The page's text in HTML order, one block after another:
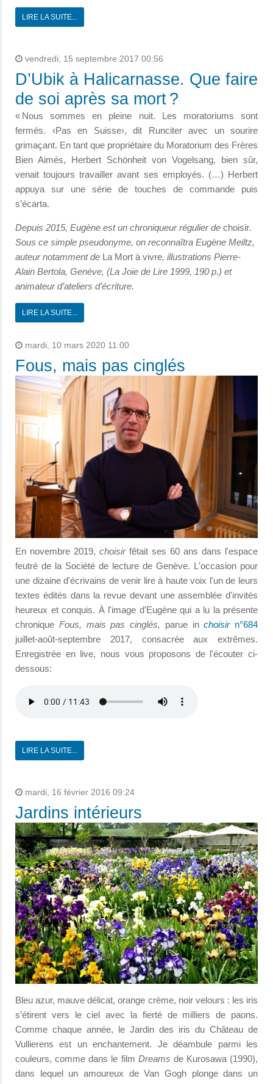
LIRE LA SUITE...
vendredi, 15 septembre 2017 00:56
D’Ubik à Halicarnasse. Que faire
de soi après sa mort ?
« Nous sommes en pleine nuit. Les moratoriums sont
fermés. ‹Pas en Suisse›, dit Runciter avec un sourire
grimaçant. En tant que propriétaire du Moratorium des Frères
Bien Aimés, Herbert Schönheit von Vogelsang, bien sûr,
venait toujours travailler avant ses employés. (…) Herbert
appuya sur une série de touches de commande puis
s’écarta.
Depuis 2015, Eugène est un chroniqueur régulier de choisir.
Sous ce simple pseudonyme, on reconnaîtra Eugène Meiltz,
auteur notamment de La Mort à vivre, illustrations Pierre-
Alain Bertola, Genève, (La Joie de Lire 1999, 190 p.) et
animateur d’ateliers d’écriture.
LIRE LA SUITE...
mardi, 10 mars 2020 11:00
Fous, mais pas cinglés
En novembre 2019, choisirfêtait ses 60 ans dans l'espace
feutré de la Société de lecture de Genève. L'occasion pour
une dizaine d'écrivains de venir lire à haute voix l'un de leurs
textes édités dans la revue devant une assemblée d'invités
heureux et conquis. À l'image d'Eugène qui a lu la présente
chronique Fous, mais pas cinglés, parue inchoisir n°684
juillet-août-septembre 2017, consacrée aux extrêmes.
Enregistrée en live, nous vous proposons de l'écouter ci-
dessous:
LIRE LA SUITE...
mardi, 16 février 2016 09:24
Jardins intérieurs
Bleu azur, mauve délicat, orange crème, noir velours : les iris
s’étirent vers le ciel avec la fierté de milliers de paons.
Comme chaque année, le Jardin des iris du Château de
Vullierens est un enchantement. Je déambule parmi les
couleurs, comme dans le film Dreams de Kurosawa (1990),
dans lequel un amoureux de Van Gogh plonge dans un